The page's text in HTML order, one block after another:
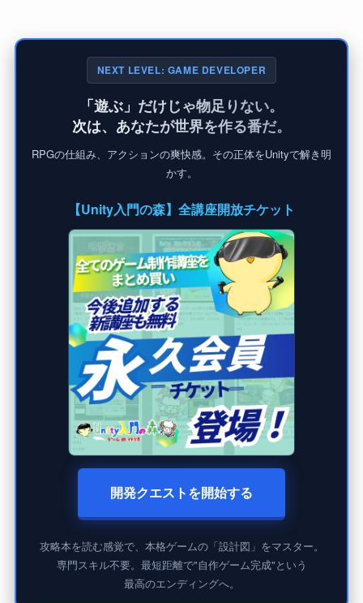
NEXT LEVEL: GAME DEVELOPER
「遊ぶ」だけじゃ物足りない。
次は、あなたが世界を作る番だ。
RPGの仕組み、アクションの爽快感。その正体をUnityで解き明
かす。
【Unity入門の森】全講座開放チケット
開発クエストを開始する
攻略本を読む感覚で、本格ゲームの「設計図」をマスター。
専門スキル不要。最短距離で"自作ゲーム完成"という
最高のエンディングへ。